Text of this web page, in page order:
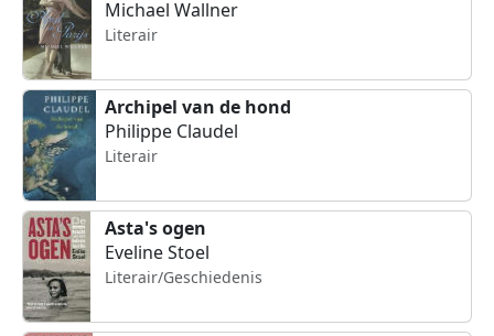
Michael Wallner
Literair
Archipel van de hond
Philippe Claudel
Literair
Asta's ogen
Eveline Stoel
Literair/Geschiedenis